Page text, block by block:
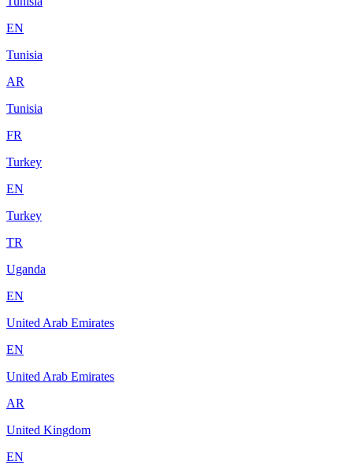
EN
Tunisia
AR
Tunisia
FR
Turkey
EN
Turkey
TR
Uganda
EN
United Arab Emirates
EN
United Arab Emirates
AR
United Kingdom
EN